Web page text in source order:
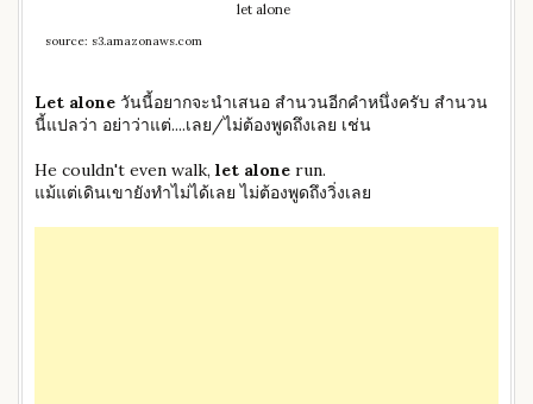
let alone
source: s3.amazonaws.com
Let alone วันนี้อยากจะนำเสนอ สำนวนอีกคำหนึ่งครับ สำนวน
นี้แปลว่า อย่าว่าแต่....เลย/ไม่ต้องพูดถึงเลย เช่น
He couldn't even walk, let alone run.
แม้แต่เดินเขายังทำไม่ได้เลย ไม่ต้องพูดถึงวิ่งเลย